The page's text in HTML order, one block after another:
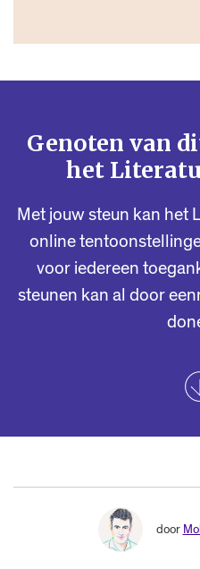
Genoten van
het
Met jouw steun kan het
online
voor iedereen
steunen kan al door
door